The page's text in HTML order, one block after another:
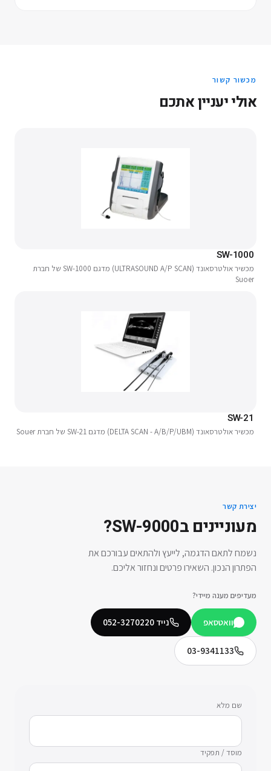
מכשור קשור
אולי יעניין אתכם
SW-1000
מכשיר אולטרסאונד (ULTRASOUND A/P SCAN) מדגם SW-1000 של חברת
Suoer
SW-21
מכשיר אולטרסאונד (DELTA SCAN - A/B/P/UBM) מדגם SW-21 של חברת Souer
יצירת קשר
מעוניינים בSW-9000
?
נשמח לתאם הדגמה, לייעץ ולהתאים עבורכם את
הפתרון הנכון. השאירו פרטים ונחזור אליכם.
מעדיפים מענה מיידי?
וואטסאפ נייד 052-3270220
03-9341133
שם מלא
מוסד / תפקיד